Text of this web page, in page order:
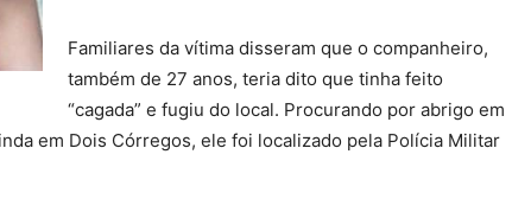
Familiares da vítima disseram que o companheiro,
também de 27 anos, teria dito que tinha feito
“cagada” e fugiu do local. Procurando por abrigo em
em Dois Córregos, ele foi localizado pela Polícia Militar